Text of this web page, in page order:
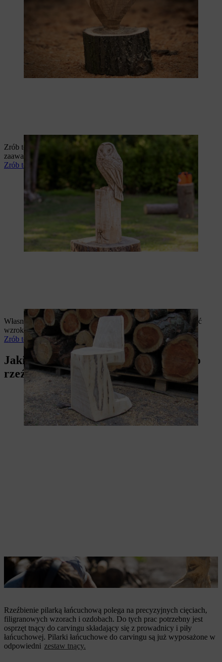
Zrób to sam: wyrzeźbienie realistycznej sowy to projekt dla
zaawansowanych rzeźbiarzy, ale rezultat jest tego wart.
Zrób to sam: rzeźbienie sowy
Własnoręcznie wykonane drewniane krzesło będzie przyciągać
wzrok na tarasie i pasować do rustykalnej aranżacji ogrodu.
Zrób to sam: drewniane krzesło
Jakie pilarki łańcuchowe nadają się do
rzeźbienia?
Rzeźbienie zwierząt z drewna wymaga zaawansowanych
umiejętności
Rzeźbienie pilarką łańcuchową polega na precyzyjnych cięciach,
filigranowych wzorach i ozdobach. Do tych prac potrzebny jest
osprzęt tnący do carvingu składający się z prowadnicy i piły
łańcuchowej. Pilarki łańcuchowe do carvingu są już wyposażone w
odpowiedni zestaw tnący.